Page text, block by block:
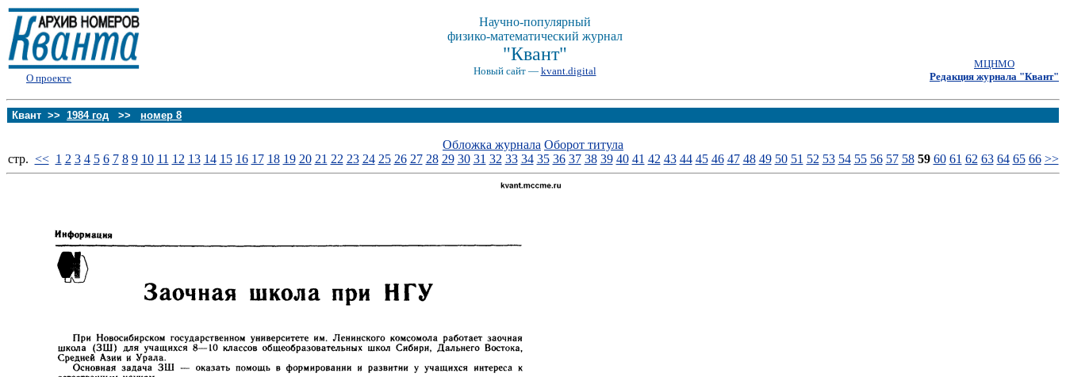
О проекте
Научно-популярный
физико-математический журнал
"Квант"
Новый сайт — kvant.digital
МЦНМО
Редакция журнала "Квант"
Квант >> 1984 год >> номер 8
Обложка журнала Оборот титула
стp. << 1 2 3 4 5 6 7 8 9 10 11 12 13 14 15 16 17 18 19 20 21 22 23 24 25 26 27 28 29 30 31 32 33 34 35 36 37 38 39 40 41 42 43 44 45 46 47 48 49 50 51 52 53 54 55 56 57 58 59 60 61 62 63 64 65 66 >>